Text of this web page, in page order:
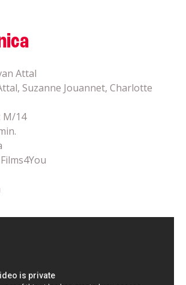
Attal
Suzanne Jouannet, Charlotte
M/14